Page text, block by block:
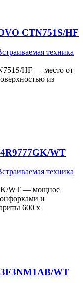
CTN751S/HF
техника
HF — место от
из
WT
техника
WT — мощное
и
600 х
WT